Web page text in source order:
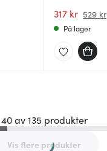
317 kr 529 kr
På lager
40 av 135 produkter
Vis flere produkter